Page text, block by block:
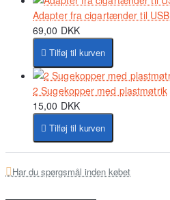
Adapter fra cigartænder til USB
69,00 DKK
Tilføj til kurven
2 Sugekopper med plastmøtrik
15,00 DKK
Tilføj til kurven
Har du spørgsmål inden købet